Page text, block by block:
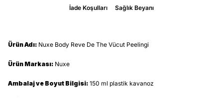
İade Koşulları Sağlık Beyanı
Ürün Adı: Nuxe Body Reve De The Vücut Peelingi
Ürün Markası: Nuxe
Ambalaj ve Boyut Bilgisi: 150 ml plastik kavanoz